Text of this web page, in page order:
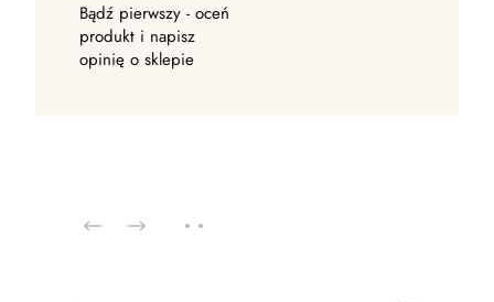
Bądź pierwszy - oceń
produkt i napisz
opinię o sklepie